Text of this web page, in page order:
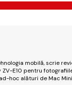
mobilă, scrie
ZV-E10 pentru
hoc alături de Mac